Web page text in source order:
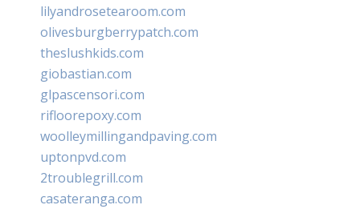
lilyandrosetearoom.com
olivesburgberrypatch.com
theslushkids.com
giobastian.com
glpascensori.com
rifloorepoxy.com
woolleymillingandpaving.com
uptonpvd.com
2troublegrill.com
casateranga.com